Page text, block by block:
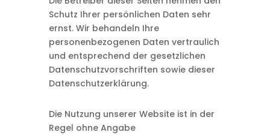
Schutz Ihrer persönlichen Daten sehr
ernst. Wir behandeln Ihre
personenbezogenen Daten vertraulich
und entsprechend der gesetzlichen
Datenschutzvorschriften sowie dieser
Datenschutzerklärung.
Die Nutzung unserer Website ist in der
Regel ohne Angabe